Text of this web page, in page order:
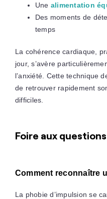
Une alimentation
Des moments de
temps
La cohérence cardiaque,
jour, s’avère
l’anxiété. Cette technique
de retrouver rapidement
difficiles.
Foire aux questions
Comment reconnaître
La phobie d’impulsion se